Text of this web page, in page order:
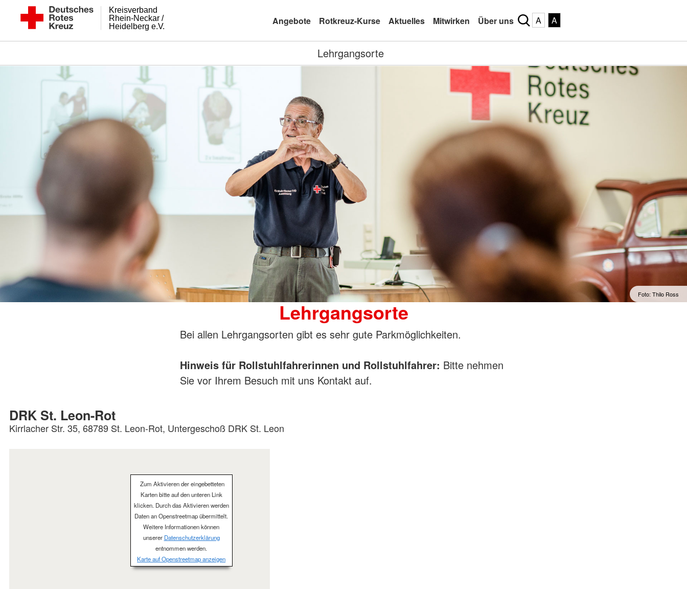
Heidelberg e.V.
Rhein-Neckar /
Kreisverband
Angebote Rotkreuz-Kurse Aktuelles Mitwirken Über uns A A
Lehrgangsorte
Foto: Thilo Ross
Lehrgangsorte
Bei allen Lehrgangsorten gibt es sehr gute Parkmöglichkeiten.
Hinweis für Rollstuhlfahrerinnen und Rollstuhlfahrer: Bitte nehmen
Sie vor Ihrem Besuch mit uns Kontakt auf.
DRK St. Leon-Rot
Kirrlacher Str. 35, 68789 St. Leon-Rot, Untergeschoß DRK St. Leon
Zum Aktivieren der eingebetteten
Karten bitte auf den unteren Link
klicken. Durch das Aktivieren werden
Daten an Openstreetmap übermittelt.
Weitere Informationen können
unserer Datenschutzerklärung
entnommen werden.
Karte auf Openstreetmap anzeigen